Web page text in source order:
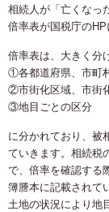
相続人が「亡くなっ
倍率表が国税庁のHP
倍率表は、大きく分
①各都道府県、市町
②市街化区域、市街
③地目ごとの区分
に分かれており、被
ていきます。相続税
で、倍率を確認する
簿謄本に記載されて
土地の状況により地